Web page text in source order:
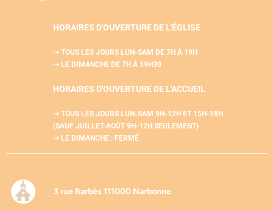
HORAIRES D'OUVERTURE DE L'ÉGLISE
➝ TOUS LES JOURS LUN-SAM DE 7H À 19H
➝ LE DIMANCHE DE 7H À 19H30
HORAIRES D'OUVERTURE DE L'ACCUEIL
➝ TOUS LES JOURS LUN-SAM 9H-12H ET 15H-18H
(SAUF JUILLET-AOÛT 9H-12H SEULEMENT)
➝ LE DIMANCHE : FERMÉ
3 rue Barbès 111000 Narbonne